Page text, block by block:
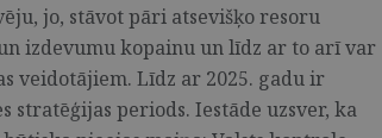
jo, stāvot pāri atsevišķo resoru
izdevumu kopainu un līdz ar to arī var
veidotājiem. Līdz ar 2025. gadu ir
stratēģijas periods. Iestāde uzsver, ka